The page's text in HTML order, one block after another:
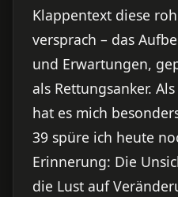
Klappentext diese
versprach – das
und Erwartungen,
als Rettungsanker.
hat es mich
39 spüre ich heute
Erinnerung: Die
die Lust auf